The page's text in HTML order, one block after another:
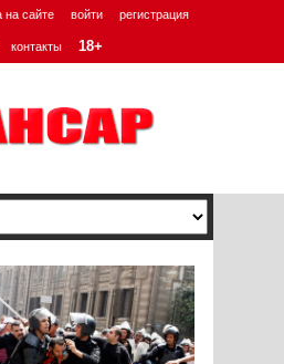
на сайте войти регистрация
контакты 18+